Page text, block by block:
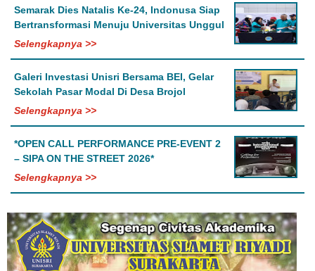
Semarak Dies Natalis Ke-24, Indonusa Siap
Bertransformasi Menuju Universitas Unggul
Selengkapnya >>
Galeri Investasi Unisri Bersama BEI, Gelar
Sekolah Pasar Modal Di Desa Brojol
Selengkapnya >>
*OPEN CALL PERFORMANCE PRE-EVENT 2
– SIPA ON THE STREET 2026*
Selengkapnya >>